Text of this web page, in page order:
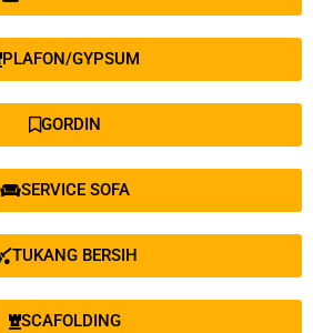
PLAFON/GYPSUM
GORDIN
SERVICE SOFA
TUKANG BERSIH
SCAFOLDING